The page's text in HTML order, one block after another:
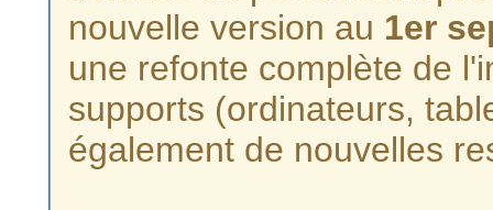
nouvelle version au 1er
une refonte complète de
supports (ordinateurs,
également de nouvelles